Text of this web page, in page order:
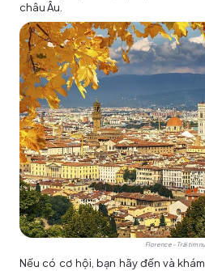
châu Âu.
Florence – Trái tim
Nếu có cơ hội, bạn hãy đến và